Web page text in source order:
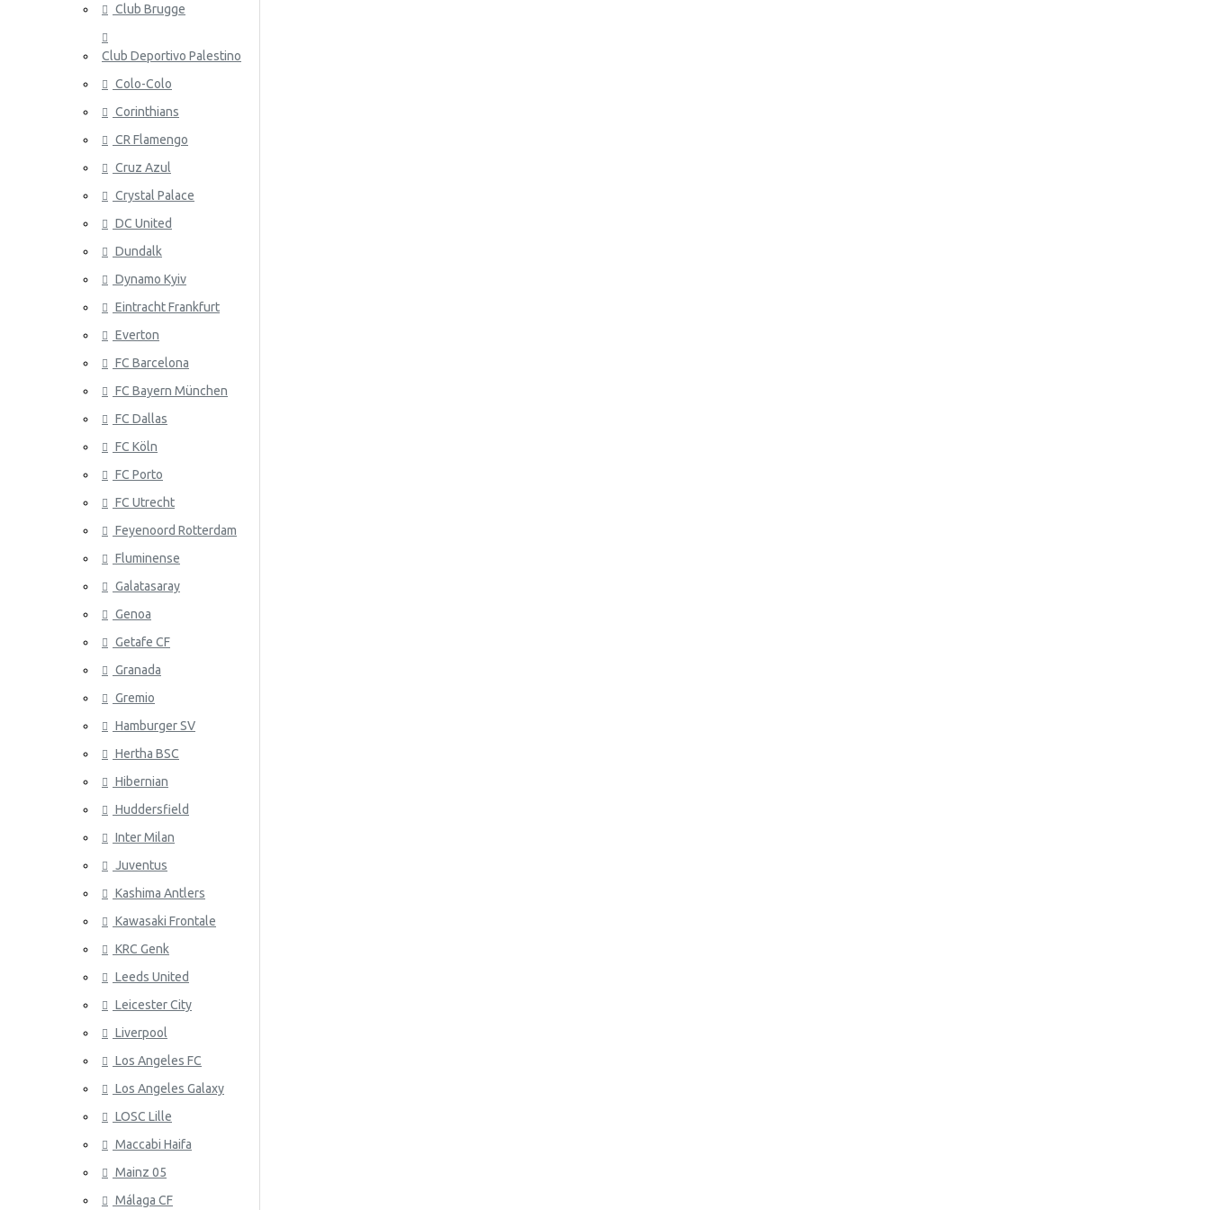
Panama
Portugali
Qatar
Venäjä
Saudi-Arabia
Senegal
Serbia
Slovakia
Espanja
Ruotsi
Tunisia
Turkki
Ukraina
Venezuela
Wales
Club Brugge
Club Deportivo Palestino
Colo-Colo
Corinthians
CR Flamengo
Cruz Azul
Crystal Palace
DC United
Dundalk
Dynamo Kyiv
Eintracht Frankfurt
Everton
FC Barcelona
FC Bayern München
FC Dallas
FC Köln
FC Porto
FC Utrecht
Feyenoord Rotterdam
Fluminense
Galatasaray
Genoa
Getafe CF
Granada
Gremio
Hamburger SV
Hertha BSC
Hibernian
Huddersfield
Inter Milan
Juventus
Kashima Antlers
Kawasaki Frontale
KRC Genk
Leeds United
Leicester City
Liverpool
Los Angeles FC
Los Angeles Galaxy
LOSC Lille
Maccabi Haifa
Mainz 05
Málaga CF